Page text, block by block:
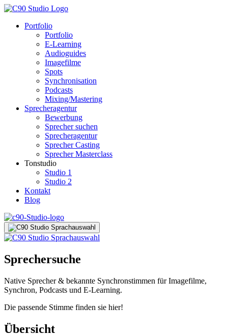
Portfolio
Portfolio
E-Learning
Audioguides
Imagefilme
Spots
Synchronisation
Podcasts
Mixing/Mastering
Sprecheragentur
Bewerbung
Sprecher suchen
Sprecheragentur
Sprecher Casting
Sprecher Masterclass
Tonstudio
Studio 1
Studio 2
Kontakt
Blog
Sprechersuche
Native Sprecher & bekannte Synchronstimmen für Imagefilme,
Synchron, Podcasts und E-Learning.
Die passende Stimme finden sie hier!
Übersicht